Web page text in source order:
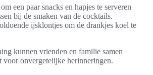
een paar snacks en hapjes te serveren
bij de smaken van de cocktails.
ijsklontjes om de drankjes koel te
kunnen vrienden en familie samen
voor onvergetelijke herinneringen.